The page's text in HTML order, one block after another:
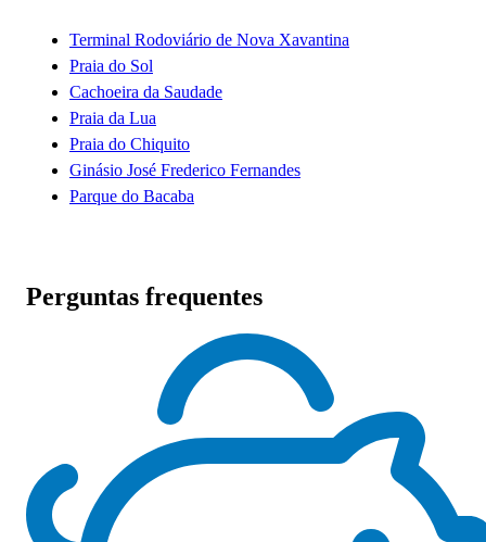
Terminal Rodoviário de Nova Xavantina
Praia do Sol
Cachoeira da Saudade
Praia da Lua
Praia do Chiquito
Ginásio José Frederico Fernandes
Parque do Bacaba
Perguntas frequentes